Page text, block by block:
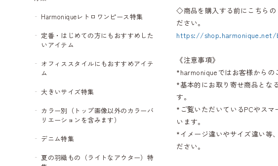
Harmoniqueレトロワンピース特集
定番・はじめての方にもおすすめした
いアイテム
オフィススタイルにもおすすめアイテ
ム
大きいサイズ特集
カラー別（トップ画像以外のカラーバ
リエーションを含みます）
デニム特集
夏の羽織もの（ライトなアウター）特
◇商品を購入する前にこちらの
ださい。
https://shop.harmonique.net/
《注意事項》
*harmoniqueではお客様からの
*基本的にお取り寄せ商品とな
す。
*ご覧いただいているPCやス
います。
*イメージ違いやサイズ違い等
ださい。